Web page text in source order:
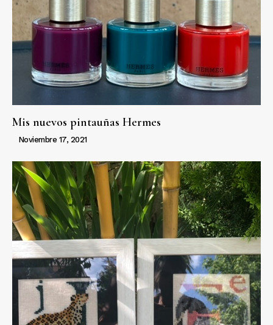
Mis nuevos pintauñas Hermes
Noviembre 17, 2021